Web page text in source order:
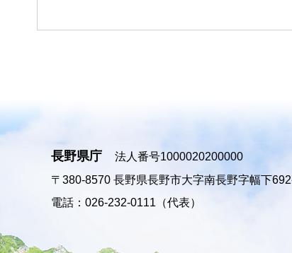
長野県庁
法人番号1000020200000
〒380-8570 長野県長野市大字南長野字幅下
電話：026-232-0111（代表）